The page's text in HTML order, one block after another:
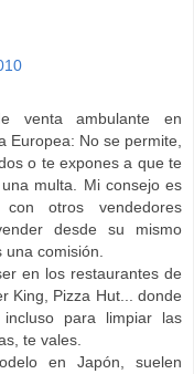
venta ambulante en
Europea: No se permite,
o te expones a que te
multa. Mi consejo es
otros vendedores
desde su mismo
una comisión.
en los restaurantes de
King, Pizza Hut... donde
incluso para limpiar las
te vales.
en Japón, suelen